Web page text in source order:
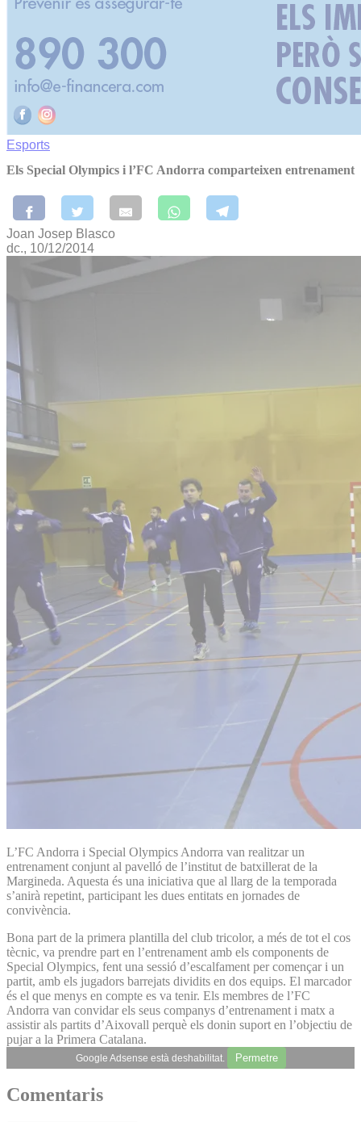
Esports
Els Special Olympics i l’FC Andorra comparteixen entrenament
Joan Josep Blasco
dc., 10/12/2014
L’FC Andorra i Special Olympics Andorra van realitzar un
entrenament conjunt al pavelló de l’institut de batxillerat de la
Margineda. Aquesta és una iniciativa que al llarg de la temporada
s’anirà repetint, participant les dues entitats en jornades de
convivència.
Bona part de la primera plantilla del club tricolor, a més de tot el cos
tècnic, va prendre part en l’entrenament amb els components de
Special Olympics, fent una sessió d’escalfament per començar i un
partit, amb els jugadors barrejats dividits en dos equips. El marcador
és el que menys en compte es va tenir. Els membres de l’FC
Andorra van convidar els seus companys d’entrenament i matx a
assistir als partits d’Aixovall perquè els donin suport en l’objectiu de
pujar a la Primera Catalana.
Google Adsense està deshabilitat. Permetre
Comentaris